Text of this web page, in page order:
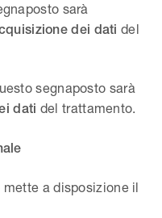
sarà
dei datidel
segnaposto sarà
dati del trattamento.
a disposizione il